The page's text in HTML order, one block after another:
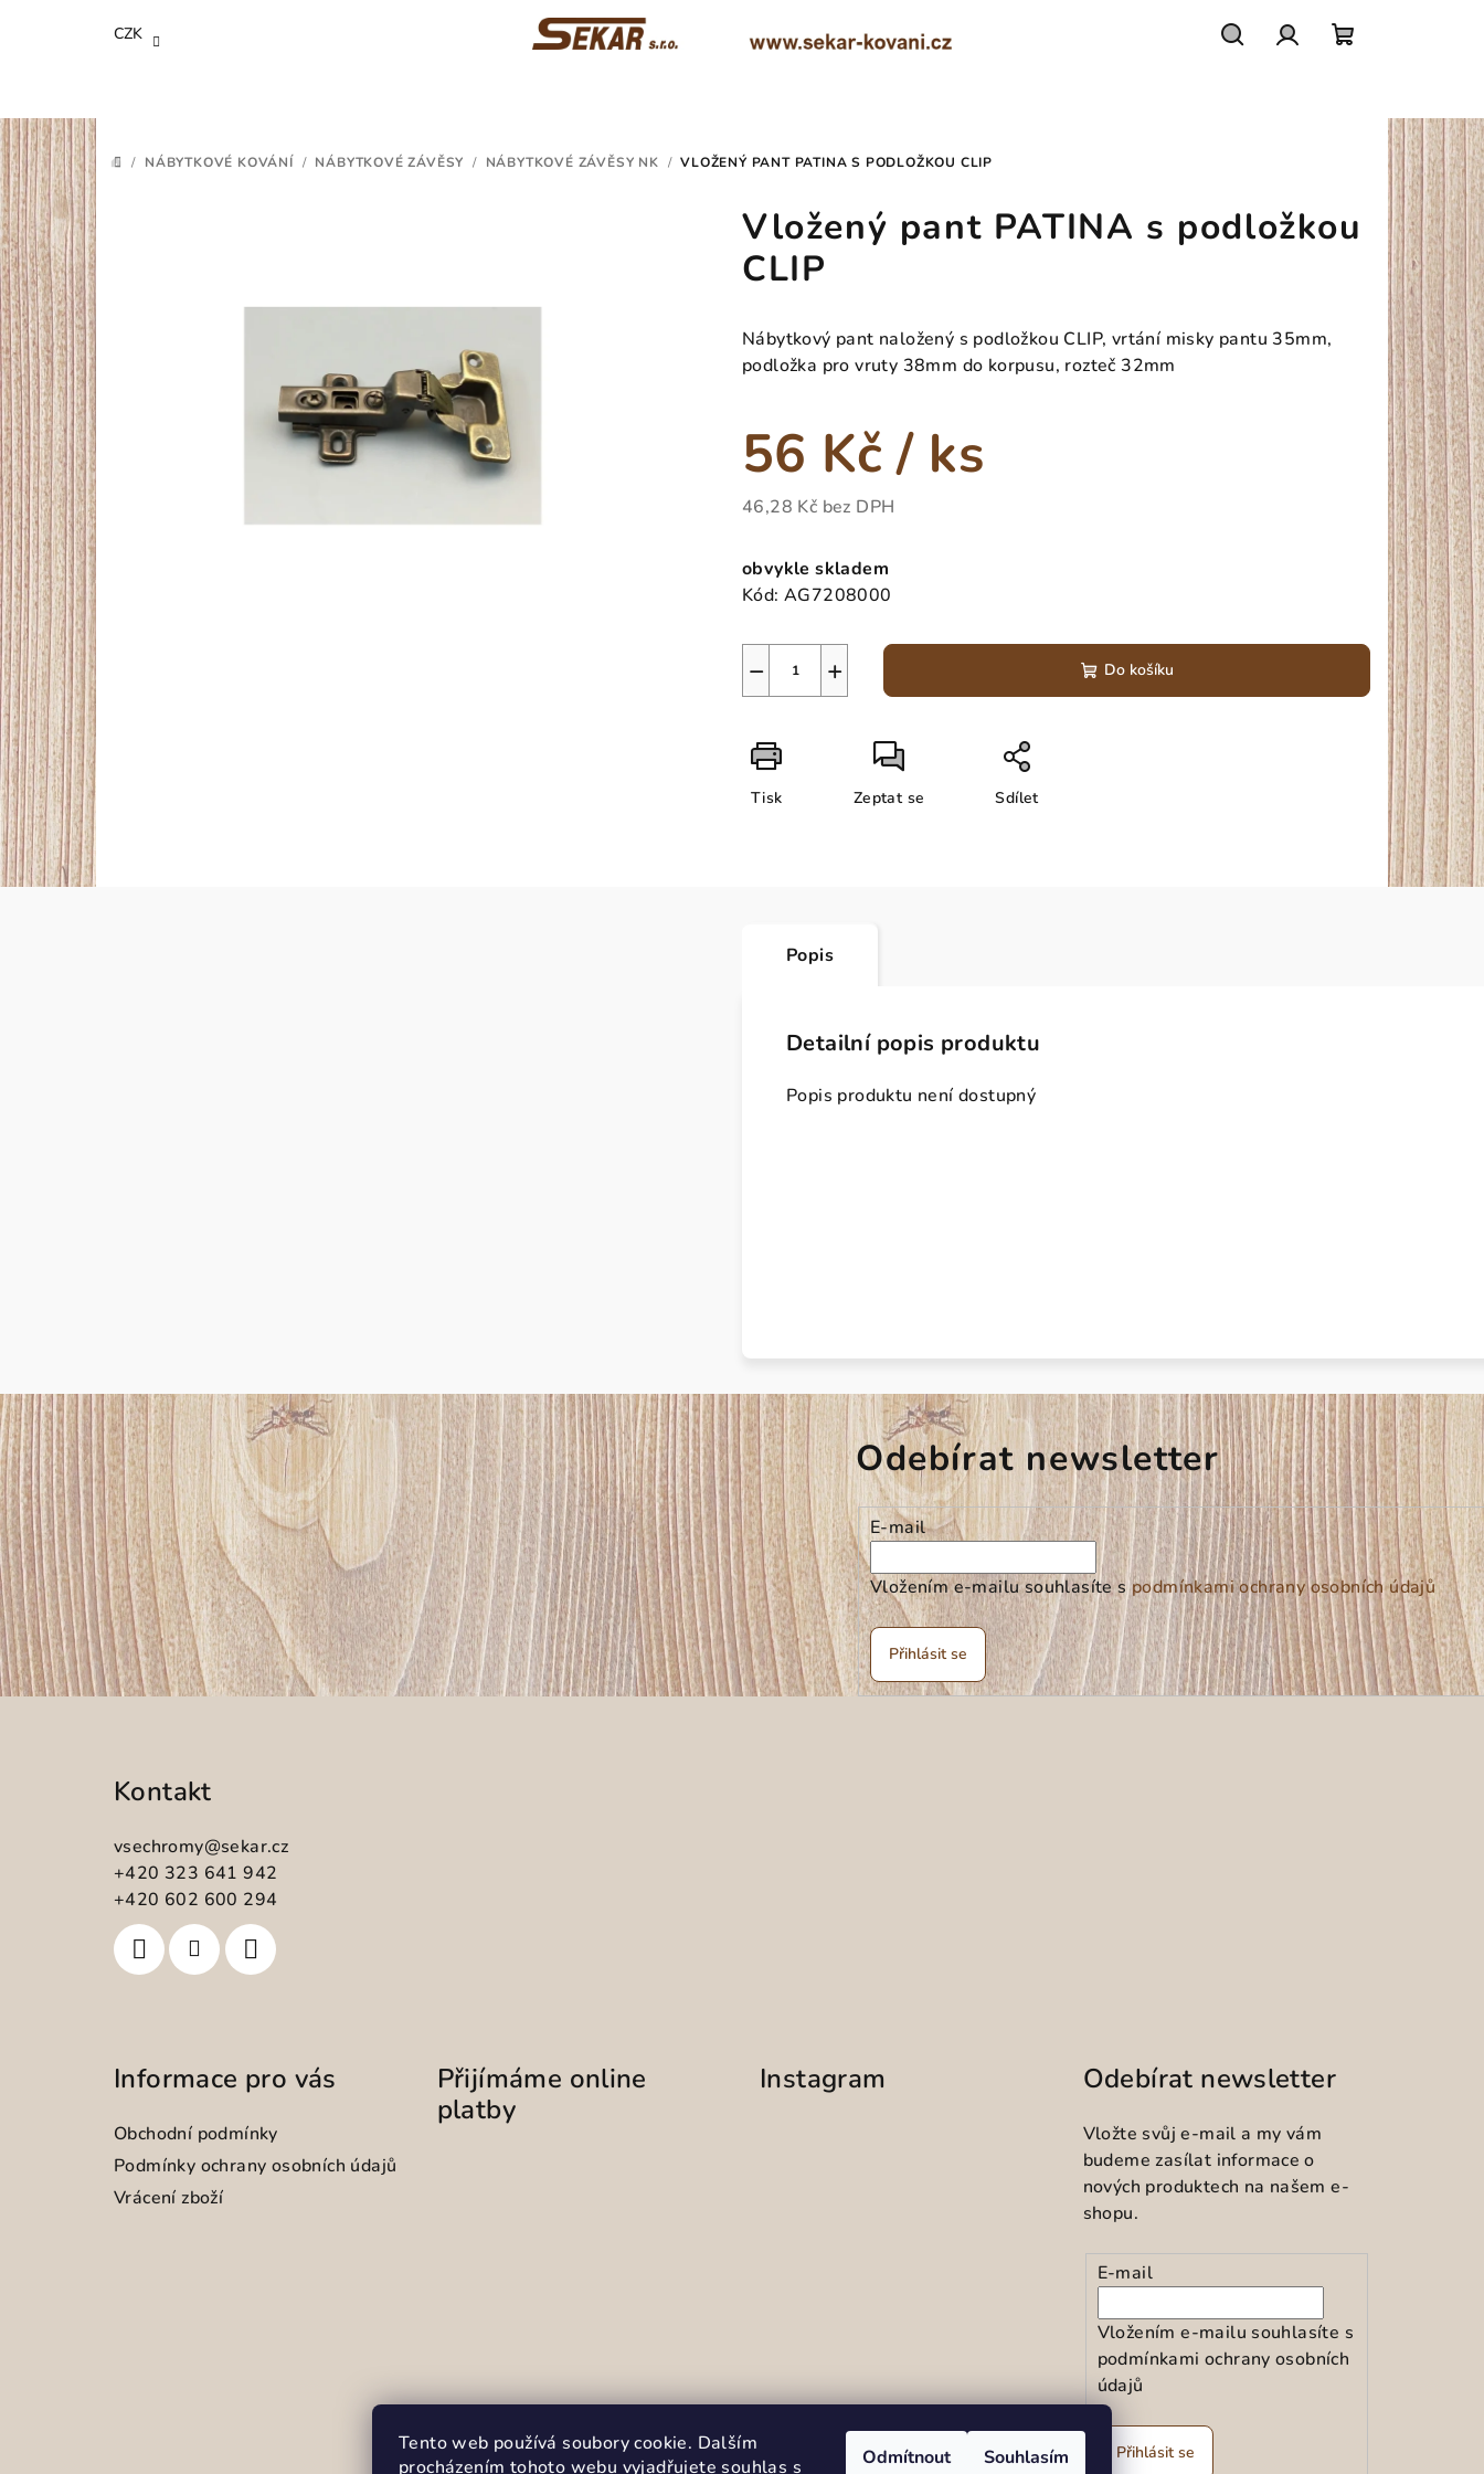
Tento web používá soubory cookie. Dalším
procházením tohoto webu vyjadřujete souhlas s
Odmítnout Souhlasím
CZK
košík
DOMŮ
/ NÁBYTKOVÉ KOVÁNÍ / NÁBYTKOVÉ ZÁVĚSY / NÁBYTKOVÉ ZÁVĚSY NK / VLOŽENÝ PANT PATINA S PODLOŽKOU CLIP
Vložený pant PATINA s podložkou
CLIP
Nábytkový pant naložený s podložkou CLIP, vrtání misky pantu 35mm,
podložka pro vruty 38mm do korpusu, rozteč 32mm
56 Kč/ ks
46,28 Kč bez DPH
cena:
obvykle skladem
Kód: AG7208000
+
− Do košíku
Tisk Zeptat se Sdílet
Popis
Detailní popis produktu
Popis produktu není dostupný
Odebírat newsletter
E-mail
Vložením e-mailu souhlasíte spodmínkami ochrany osobních údajů
Přihlásit se
Kontakt
vsechromy@sekar.cz
+420 323 641 942
+420 602 600 294
Informace pro vás
Obchodní podmínky
Podmínky ochrany osobních údajů
Vrácení zboží
Přijímáme online
platby
Instagram
Sledovat na Instagramu
Odebírat newsletter
Vložte svůj e-mail a my vám
budeme zasílat informace o
nových produktech na našem e-
shopu.
E-mail
Vložením e-mailu souhlasíte s
podmínkami ochrany osobních
údajů
Přihlásit se